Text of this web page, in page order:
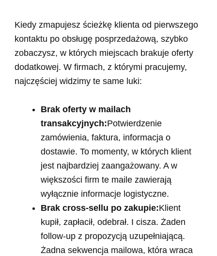
Kiedy zmapujesz ścieżkę klienta od pierwszego
kontaktu po obsługę posprzedażową, szybko
zobaczysz, w których miejscach brakuje oferty
dodatkowej. W firmach, z którymi pracujemy,
najczęściej widzimy te same luki:
Brak oferty w mailach
transakcyjnych:Potwierdzenie
zamówienia, faktura, informacja o
dostawie. To momenty, w których klient
jest najbardziej zaangażowany. A w
większości firm te maile zawierają
wyłącznie informacje logistyczne.
Brak cross-sellu po zakupie:Klient
kupił, zapłacił, odebrał. I cisza. Żaden
follow-up z propozycją uzupełniającą.
Żadna sekwencja mailowa, która wraca